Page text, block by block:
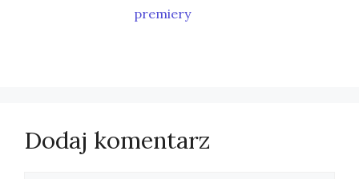
premiery
Dodaj komentarz